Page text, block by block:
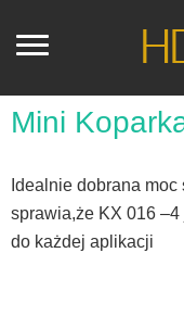
Mini
Idealnie dobrana
sprawia,że KX 016
do każdej aplikacji